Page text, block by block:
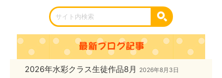
2026年水彩クラス生徒作品8月 2026年8月3日